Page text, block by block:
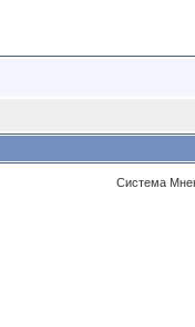
Система